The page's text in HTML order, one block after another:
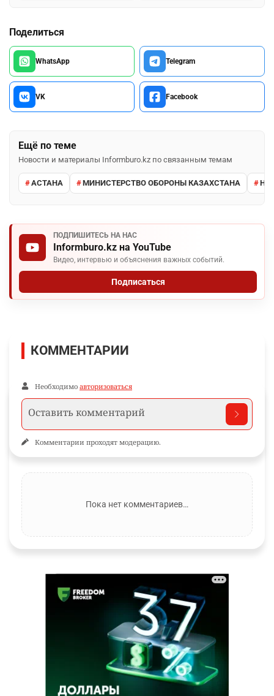
Поделиться
WhatsApp Telegram
VK Facebook
Ещё по теме
Новости и материалы Informburo.kz по связанным темам
АСТАНА МИНИСТЕРСТВО ОБОРОНЫ КАЗАХСТАНА
ПОДПИШИТЕСЬ НА НАС
Informburo.kz на YouTube
Видео, интервью и объяснения важных событий.
Подписаться
КОММЕНТАРИИ
Необходимо авторизоваться
Комментарии проходят модерацию.
Пока нет комментариев…